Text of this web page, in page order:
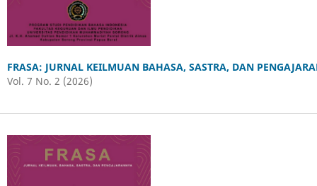
FRASA: JURNAL KEILMUAN BAHASA, SASTRA, DAN
Vol. 7 No. 2 (2026)